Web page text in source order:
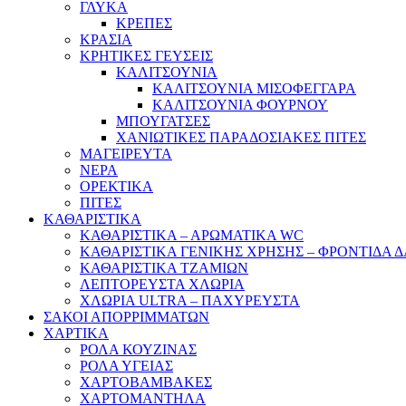
ΓΛΥΚΑ
ΚΡΕΠΕΣ
ΚΡΑΣΙΑ
ΚΡΗΤΙΚΕΣ ΓΕΥΣΕΙΣ
ΚΑΛΙΤΣΟΥΝΙΑ
ΚΑΛΙΤΣΟΥΝΙΑ ΜΙΣΟΦΕΓΓΑΡΑ
ΚΑΛΙΤΣΟΥΝΙΑ ΦΟΥΡΝΟΥ
ΜΠΟΥΓΑΤΣΕΣ
ΧΑΝΙΩΤΙΚΕΣ ΠΑΡΑΔΟΣΙΑΚΕΣ ΠΙΤΕΣ
ΜΑΓΕΙΡΕΥΤΑ
ΝΕΡΑ
ΟΡΕΚΤΙΚΑ
ΠΙΤΕΣ
ΚΑΘΑΡΙΣΤΙΚΑ
ΚΑΘΑΡΙΣΤΙΚΑ – ΑΡΩΜΑΤΙΚΑ WC
ΚΑΘΑΡΙΣΤΙΚΑ ΓΕΝΙΚΗΣ ΧΡΗΣΗΣ – ΦΡΟΝΤΙΔΑ
ΚΑΘΑΡΙΣΤΙΚΑ ΤΖΑΜΙΩΝ
ΛΕΠΤΟΡΕΥΣΤΑ ΧΛΩΡΙΑ
ΧΛΩΡΙΑ ULTRA – ΠΑΧΥΡΕΥΣΤΑ
ΣΑΚΟΙ ΑΠΟΡΡΙΜΜΑΤΩΝ
ΧΑΡΤΙΚΑ
ΡΟΛΑ ΚΟΥΖΙΝΑΣ
ΡΟΛΑ ΥΓΕΙΑΣ
ΧΑΡΤΟΒΑΜΒΑΚΕΣ
ΧΑΡΤΟΜΑΝΤΗΛΑ